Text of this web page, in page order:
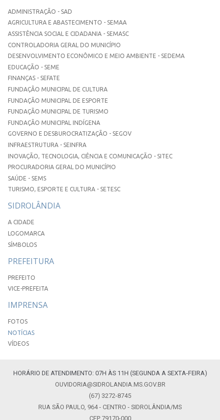
ADMINISTRAÇÃO - SAD
AGRICULTURA E ABASTECIMENTO - SEMAA
ASSISTÊNCIA SOCIAL E CIDADANIA - SEMASC
CONTROLADORIA GERAL DO MUNICÍPIO
DESENVOLVIMENTO ECONÔMICO E MEIO AMBIENTE - SEDEMA
EDUCAÇÃO - SEME
FINANÇAS - SEFATE
FUNDAÇÃO MUNICIPAL DE CULTURA
FUNDAÇÃO MUNICIPAL DE ESPORTE
FUNDAÇÃO MUNICIPAL DE TURISMO
FUNDAÇÃO MUNICIPAL INDÍGENA
GOVERNO E DESBUROCRATIZAÇÃO - SEGOV
INFRAESTRUTURA - SEINFRA
INOVAÇÃO, TECNOLOGIA, CIÊNCIA E COMUNICAÇÃO - SITEC
PROCURADORIA GERAL DO MUNICÍPIO
SAÚDE - SEMS
TURISMO, ESPORTE E CULTURA - SETESC
SIDROLÂNDIA
A CIDADE
LOGOMARCA
SÍMBOLOS
PREFEITURA
PREFEITO
VICE-PREFEITA
IMPRENSA
FOTOS
NOTÍCIAS
VÍDEOS
HORÁRIO DE ATENDIMENTO: 07H ÀS 11H (SEGUNDA A SEXTA-FEIRA)
OUVIDORIA@SIDROLANDIA.MS.GOV.BR
(67) 3272-8745
RUA SÃO PAULO, 964 - CENTRO - SIDROLÂNDIA/MS
CEP 79170-000